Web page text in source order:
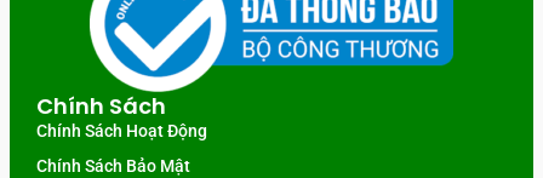
Chính Sách
Chính Sách Hoạt Động
Chính Sách Bảo Mật